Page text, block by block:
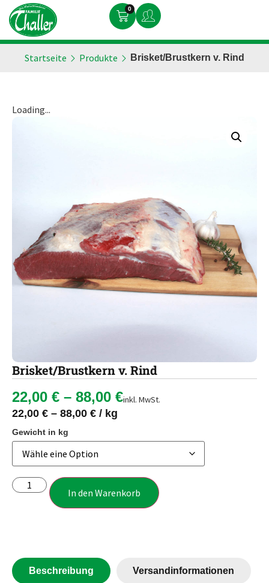
0
Startseite Produkte Brisket/Brustkern v. Rind
Loading...
Brisket/Brustkern v. Rind
22,00 € – 88,00 €inkl. MwSt.
22,00 € – 88,00 € / kg
Gewicht in kg
In den Warenkorb
Beschreibung Versandinformationen